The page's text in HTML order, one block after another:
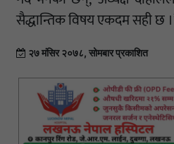
सैद्धान्तिक विषय एकदम सही छ
२७ मंसिर २०७८, सोमबार प्रकाशित